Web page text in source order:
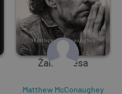
Žalia šviesa
Matthew McConaughey